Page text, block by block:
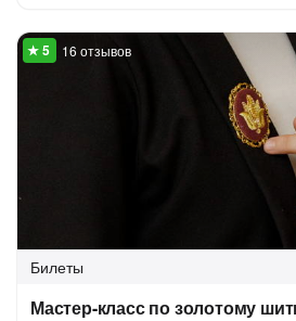
16 отзывов
Билеты
Мастер-класс по золотому